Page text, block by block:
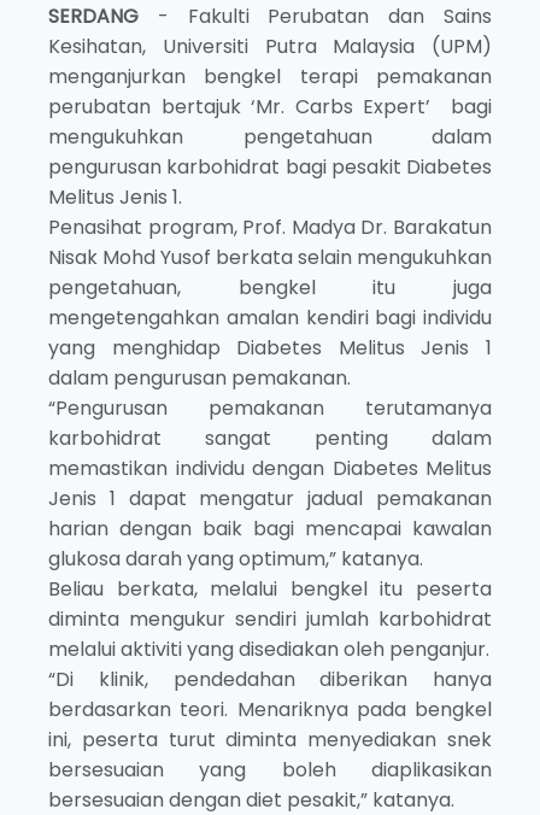
SERDANG - Fakulti Perubatan dan Sains
Kesihatan, Universiti Putra Malaysia (UPM)
menganjurkan bengkel terapi pemakanan
perubatan bertajuk ‘Mr. Carbs Expert’ bagi
mengukuhkan pengetahuan dalam
pengurusan karbohidrat bagi pesakit Diabetes
Melitus Jenis 1.
Penasihat program, Prof. Madya Dr. Barakatun
Nisak Mohd Yusof berkata selain mengukuhkan
pengetahuan, bengkel itu juga
mengetengahkan amalan kendiri bagi individu
yang menghidap Diabetes Melitus Jenis 1
dalam pengurusan pemakanan.
“Pengurusan pemakanan terutamanya
karbohidrat sangat penting dalam
memastikan individu dengan Diabetes Melitus
Jenis 1 dapat mengatur jadual pemakanan
harian dengan baik bagi mencapai kawalan
glukosa darah yang optimum,” katanya.
Beliau berkata, melalui bengkel itu peserta
diminta mengukur sendiri jumlah karbohidrat
melalui aktiviti yang disediakan oleh penganjur.
“Di klinik, pendedahan diberikan hanya
berdasarkan teori. Menariknya pada bengkel
ini, peserta turut diminta menyediakan snek
bersesuaian yang boleh diaplikasikan
bersesuaian dengan diet pesakit,” katanya.